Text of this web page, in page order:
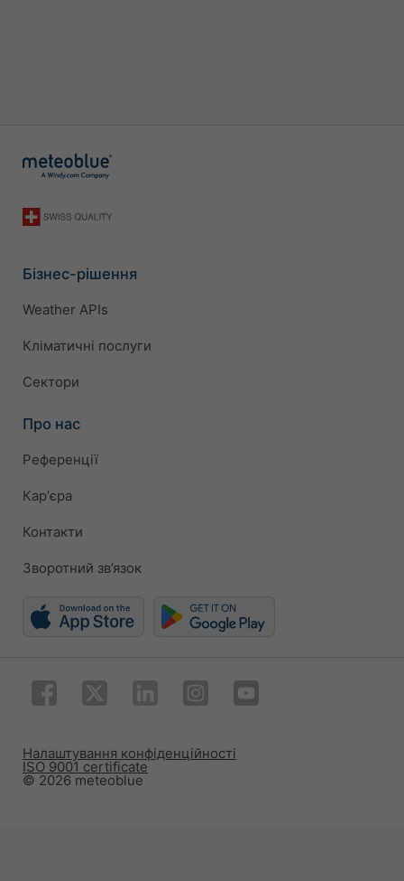
Бізнес-рішення
Weather APIs
Кліматичні послуги
Сектори
Про нас
Референції
Карʼєра
Контакти
Зворотний зв’язок
© 2026 meteoblue
ISO 9001 certificate
Налаштування конфіденційності